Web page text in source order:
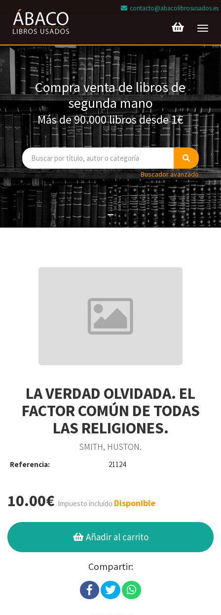
contacto@abacolibrosusados.es
Compra venta de libros de
segunda mano
Más de 90.000 libros desde 1€
Buscador avanzado
LA VERDAD OLVIDADA. EL
FACTOR COMÚN DE TODAS
LAS RELIGIONES.
SMITH, HUSTON.
Referencia: 21124
10.00€ Impuesto incluido Disponible
Añadir al carrito
Compartir: